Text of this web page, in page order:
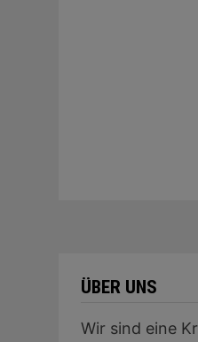
ÜBER UNS
Wir sind eine